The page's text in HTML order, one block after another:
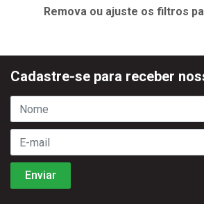
Remova ou ajuste os filtros
Cadastre-se para receber